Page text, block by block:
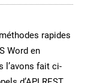
rapides
Word en
l’avons fait ci-